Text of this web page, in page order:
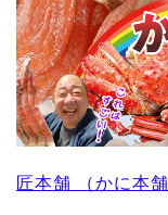
匠本舗 （かに本舗